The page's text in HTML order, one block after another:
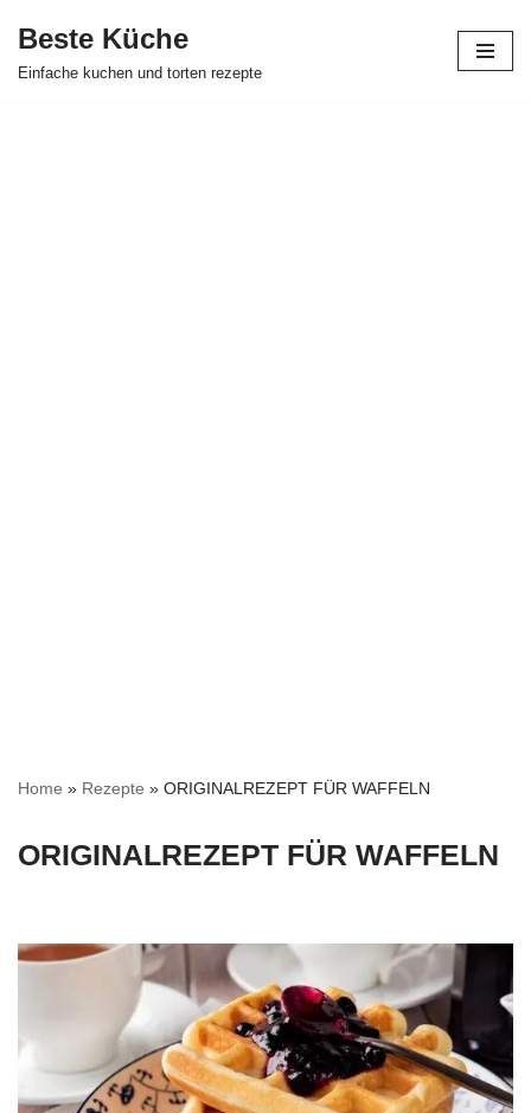
Zum
Beste Küche
Einfache kuchen und torten rezepte
Home » Rezepte » ORIGINALREZEPT FÜR WAFFELN
ORIGINALREZEPT FÜR WAFFELN